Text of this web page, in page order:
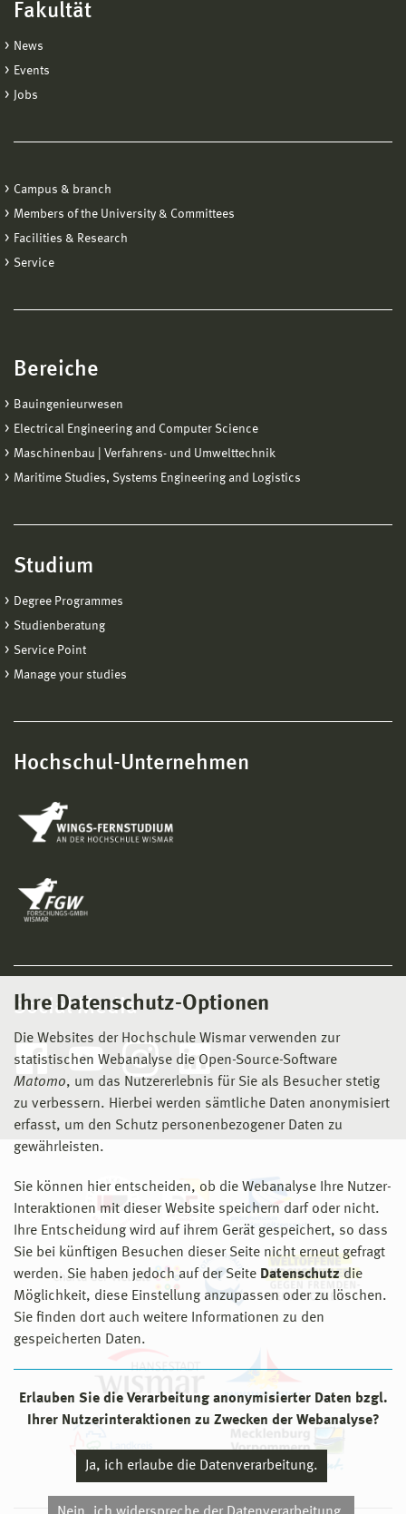
Ihre Datenschutz-Optionen
Die Websites der Hochschule Wismar verwenden zur
statistischen Webanalyse die Open-Source-Software
Matomo, um das Nutzererlebnis für Sie als Besucher stetig
zu verbessern. Hierbei werden sämtliche Daten anonymisiert
erfasst, um den Schutz personenbezogener Daten zu
gewährleisten.
Sie können hier entscheiden, ob die Webanalyse Ihre Nutzer-
Interaktionen mit dieser Website speichern darf oder nicht.
Ihre Entscheidung wird auf ihrem Gerät gespeichert, so dass
Sie bei künftigen Besuchen dieser Seite nicht erneut gefragt
werden. Sie haben jedoch auf der Seite Datenschutz die
Möglichkeit, diese Einstellung anzupassen oder zu löschen.
Sie finden dort auch weitere Informationen zu den
gespeicherten Daten.
Erlauben Sie die Verarbeitung anonymisierter Daten bzgl.
Ihrer Nutzerinteraktionen zu Zwecken der Webanalyse?
Ja, ich erlaube die Datenverarbeitung.
Fakultät
News
Events
Jobs
Campus & branch
Members of the University & Committees
Facilities & Research
Service
Bereiche
Bauingenieurwesen
Electrical Engineering and Computer Science
Maschinenbau | Verfahrens- und Umwelttechnik
Maritime Studies, Systems Engineering and Logistics
Studium
Degree Programmes
Studienberatung
Service Point
Manage your studies
Hochschul-Unternehmen
Social Media